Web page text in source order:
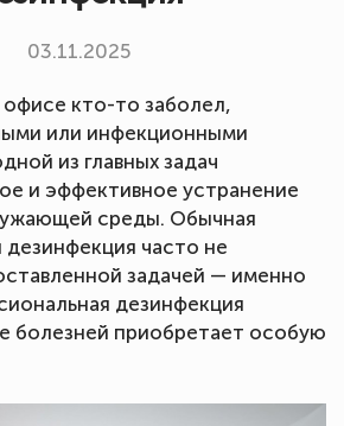
03.11.2025
кто-то заболел,
или инфекционными
из главных задач
и эффективное устранение
среды. Обычная
дезинфекция часто не
задачей — именно
дезинфекция
болезней приобретает особую